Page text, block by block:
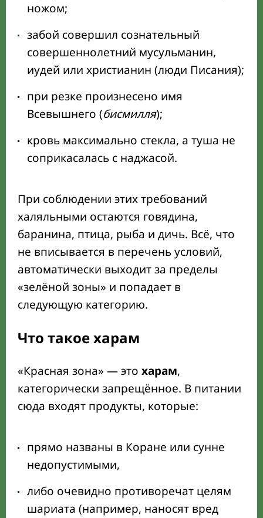
ножом;
забой совершил сознательный
совершеннолетний мусульманин,
иудей или христианин (люди Писания);
при резке произнесено имя
Всевышнего (бисмилля);
кровь максимально стекла, а туша не
соприкасалась с наджасой.
При соблюдении этих требований
халяльными остаются говядина,
баранина, птица, рыба и дичь. Всё, что
не вписывается в перечень условий,
автоматически выходит за пределы
«зелёной зоны» и попадает в
следующую категорию.
Что такое харам
«Красная зона» — это харам,
категорически запрещённое. В питании
сюда входят продукты, которые:
прямо названы в Коране или сунне
недопустимыми,
либо очевидно противоречат целям
шариата (например, наносят вред